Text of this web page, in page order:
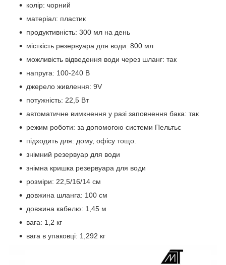
колір: чорний
матеріал: пластик
продуктивність: 300 мл на день
місткість резервуара для води: 800 мл
можливість відведення води через шланг: так
напруга: 100-240 В
джерело живлення: 9V
потужність: 22,5 Вт
автоматичне вимкнення у разі заповнення бака: так
режим роботи: за допомогою системи Пельтьє
підходить для: дому, офісу тощо.
знімний резервуар для води
знімна кришка резервуара для води
розміри: 22,5/16/14 см
довжина шланга: 100 см
довжина кабелю: 1,45 м
вага: 1,2 кг
вага в упаковці: 1,292 кг